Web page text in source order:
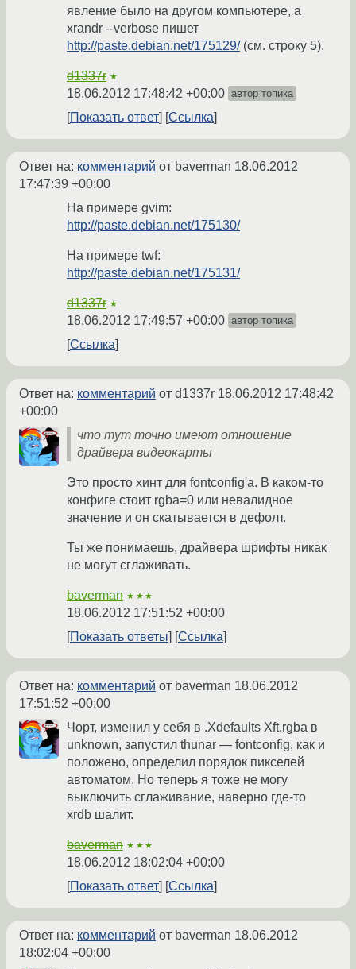
явление было на другом компьютере, а
xrandr --verbose пишет
http://paste.debian.net/175129/(см. строку 5).
d1337r ★
18.06.2012 17:48:42 +00:00 автор топика
Показать ответ Ссылка
Ответ на: комментарий от baverman 18.06.2012
17:47:39 +00:00
На примере gvim:
http://paste.debian.net/175130/
На примере twf:
http://paste.debian.net/175131/
d1337r ★
18.06.2012 17:49:57 +00:00 автор топика
Ссылка
Ответ на: комментарий от d1337r 18.06.2012 17:48:42
+00:00
что тут точно имеют отношение
драйвера видеокарты
Это просто хинт для fontconfig'а. В каком-то
конфиге стоит rgba=0 или невалидное
значение и он скатывается в дефолт.
Ты же понимаешь, драйвера шрифты никак
не могут сглаживать.
baverman ★★★
18.06.2012 17:51:52 +00:00
Показать ответы
Ссылка
Ответ на: комментарий от baverman 18.06.2012
17:51:52 +00:00
Чорт, изменил у себя в .Xdefaults Xft.rgba в
unknown, запустил thunar — fontconfig, как и
положено, определил порядок пикселей
автоматом. Но теперь я тоже не могу
выключить сглаживание, наверно где-то
xrdb шалит.
baverman ★★★
18.06.2012 18:02:04 +00:00
Показать ответ
Ссылка
Ответ на: комментарий от baverman 18.06.2012
18:02:04 +00:00